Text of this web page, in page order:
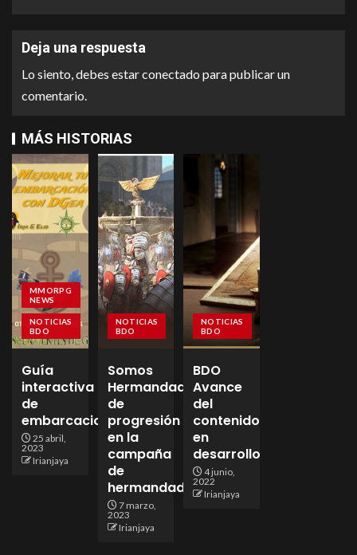
Deja una respuesta
Lo siento, debes estarconectado para publicar un
comentario.
MÁS HISTORIAS
MMORPG
NEWS
NOTICIAS
BDO
Guía
interactiva
de
embarcaciones
25 abril,
2023
Irianjaya
NOTICIAS
BDO
Somos
Hermandad
de
progresión
en la
campaña
de
hermandades!
7 marzo,
2023
Irianjaya
NOTICIAS
BDO
BDO
Avance
del
contenido
en
desarrollo
4 junio,
2022
Irianjaya